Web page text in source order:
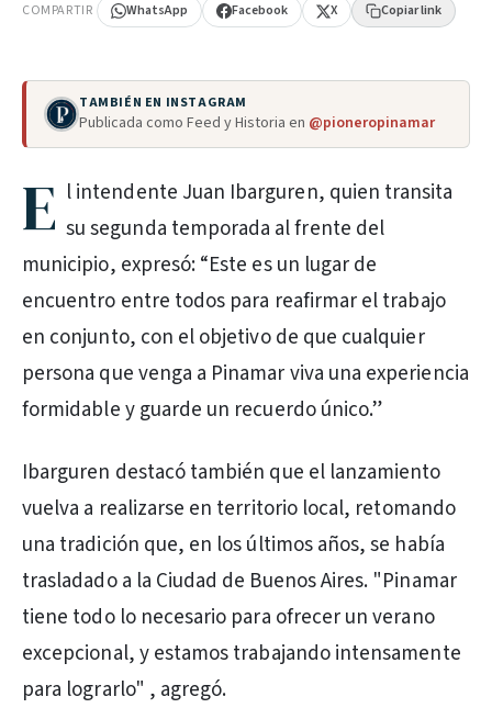
COMPARTIR WhatsApp Facebook X Copiar link
TAMBIÉN EN INSTAGRAM
Publicada como Feed y Historia en @pioneropinamar
E l intendente Juan Ibarguren, quien transita
su segunda temporada al frente del
municipio, expresó: “Este es un lugar de
encuentro entre todos para reafirmar el trabajo
en conjunto, con el objetivo de que cualquier
persona que venga a Pinamar viva una experiencia
formidable y guarde un recuerdo único.”
Ibarguren destacó también que el lanzamiento
vuelva a realizarse en territorio local, retomando
una tradición que, en los últimos años, se había
trasladado a la Ciudad de Buenos Aires. "Pinamar
tiene todo lo necesario para ofrecer un verano
excepcional, y estamos trabajando intensamente
para lograrlo" , agregó.